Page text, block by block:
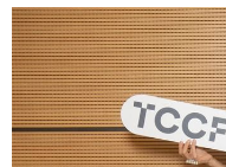
玲清算和抨擊，就是